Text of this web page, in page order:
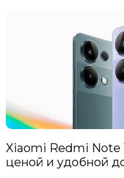
Xiaomi Redmi Note
ценой и удобной